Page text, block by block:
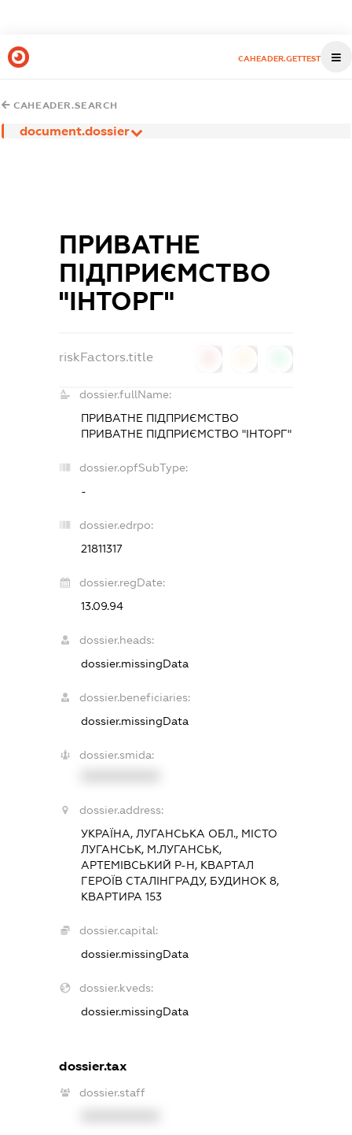
CAHEADER.GETTEST
CAHEADER.SEARCH
document.dossier
ПРИВАТНЕ
ПІДПРИЄМСТВО
"ІНТОРГ"
riskFactors.title
dossier.fullName:
ПРИВАТНЕ ПІДПРИЄМСТВО
ПРИВАТНЕ ПІДПРИЄМСТВО "ІНТОРГ"
dossier.opfSubType:
-
dossier.edrpo:
21811317
dossier.regDate:
13.09.94
dossier.heads:
dossier.missingData
dossier.beneficiaries:
dossier.missingData
dossier.smida:
dossier.address:
УКРАЇНА, ЛУГАНСЬКА ОБЛ., МІСТО
ЛУГАНСЬК, М.ЛУГАНСЬК,
АРТЕМІВСЬКИЙ Р-Н, КВАРТАЛ
ГЕРОЇВ СТАЛІНГРАДУ, БУДИНОК 8,
КВАРТИРА 153
dossier.capital:
dossier.missingData
dossier.kveds:
dossier.missingData
dossier.tax
dossier.staff